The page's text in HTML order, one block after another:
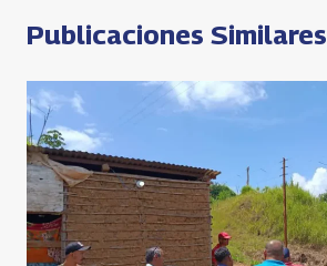
Publicaciones Similares